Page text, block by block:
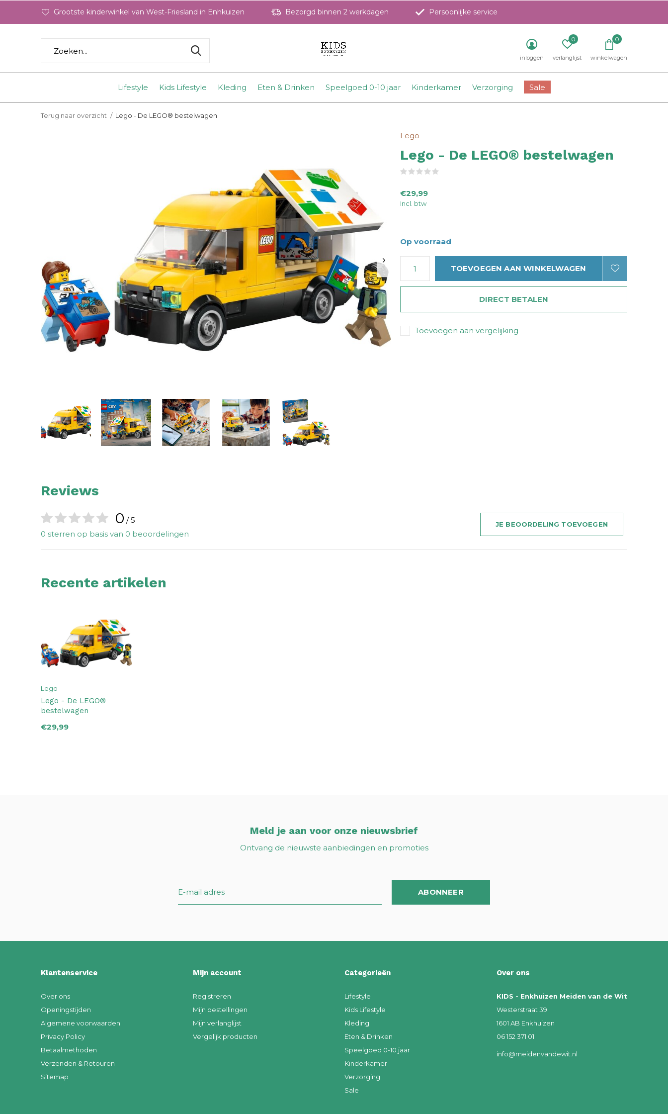
Lifestyle Kids Lifestyle Kleding Eten & Drinken Speelgoed 0-10 jaar Kinderkamer Verzorging Sale
inloggen verlanglijst
0
winkelwagen
0
Grootste kinderwinkel van West-Friesland in Enhkuizen Bezorgd binnen 2 werkdagen Persoonlijke service
Terug naar overzicht Lego - De LEGO® bestelwagen
Lego
Lego - De LEGO® bestelwagen
€29,99
Incl. btw
Op voorraad
TOEVOEGEN AAN WINKELWAGEN
DIRECT BETALEN
Toevoegen aan vergelijking
Reviews
0 / 5
0 sterren op basis van 0 beoordelingen
JE BEOORDELING TOEVOEGEN
Recente artikelen
Lego
Lego - De LEGO®
bestelwagen
€29,99
Meld je aan voor onze nieuwsbrief
Ontvang de nieuwste aanbiedingen en promoties
ABONNEER
Klantenservice
Over ons
Openingstijden
Algemene voorwaarden
Privacy Policy
Betaalmethoden
Verzenden & Retouren
Sitemap
Mijn account
Registreren
Mijn bestellingen
Mijn verlanglijst
Vergelijk producten
Categorieën
Lifestyle
Kids Lifestyle
Kleding
Eten & Drinken
Speelgoed 0-10 jaar
Kinderkamer
Verzorging
Sale
Over ons
KIDS - Enkhuizen Meiden van de Wit
Westerstraat 39
1601 AB Enkhuizen
06 152 371 01
info@meidenvandewit.nl